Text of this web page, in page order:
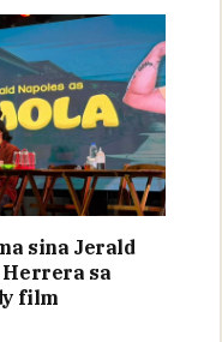
sina Jerald
Herrera sa
film